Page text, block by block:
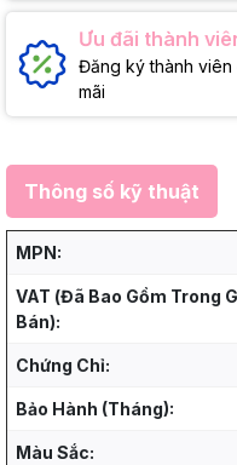
Ưu đãi thành
Đăng ký thành
mãi
Thông số kỹ thuật
MPN:
VAT (Đã Bao Gồm Trong
Bán):
Chứng Chỉ:
Bảo Hành (Tháng):
Màu Sắc: